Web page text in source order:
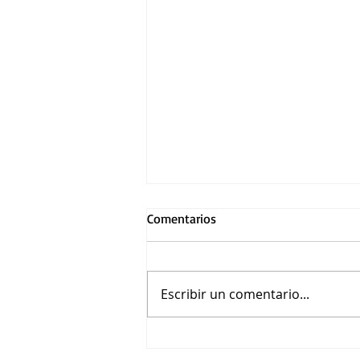
Comentarios
Escribir un comentario...